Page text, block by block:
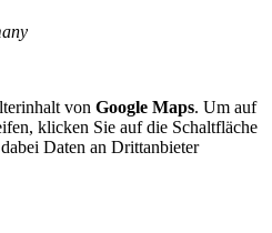
von Google Maps. Um auf
klicken Sie auf die Schaltfläche
Daten an Drittanbieter